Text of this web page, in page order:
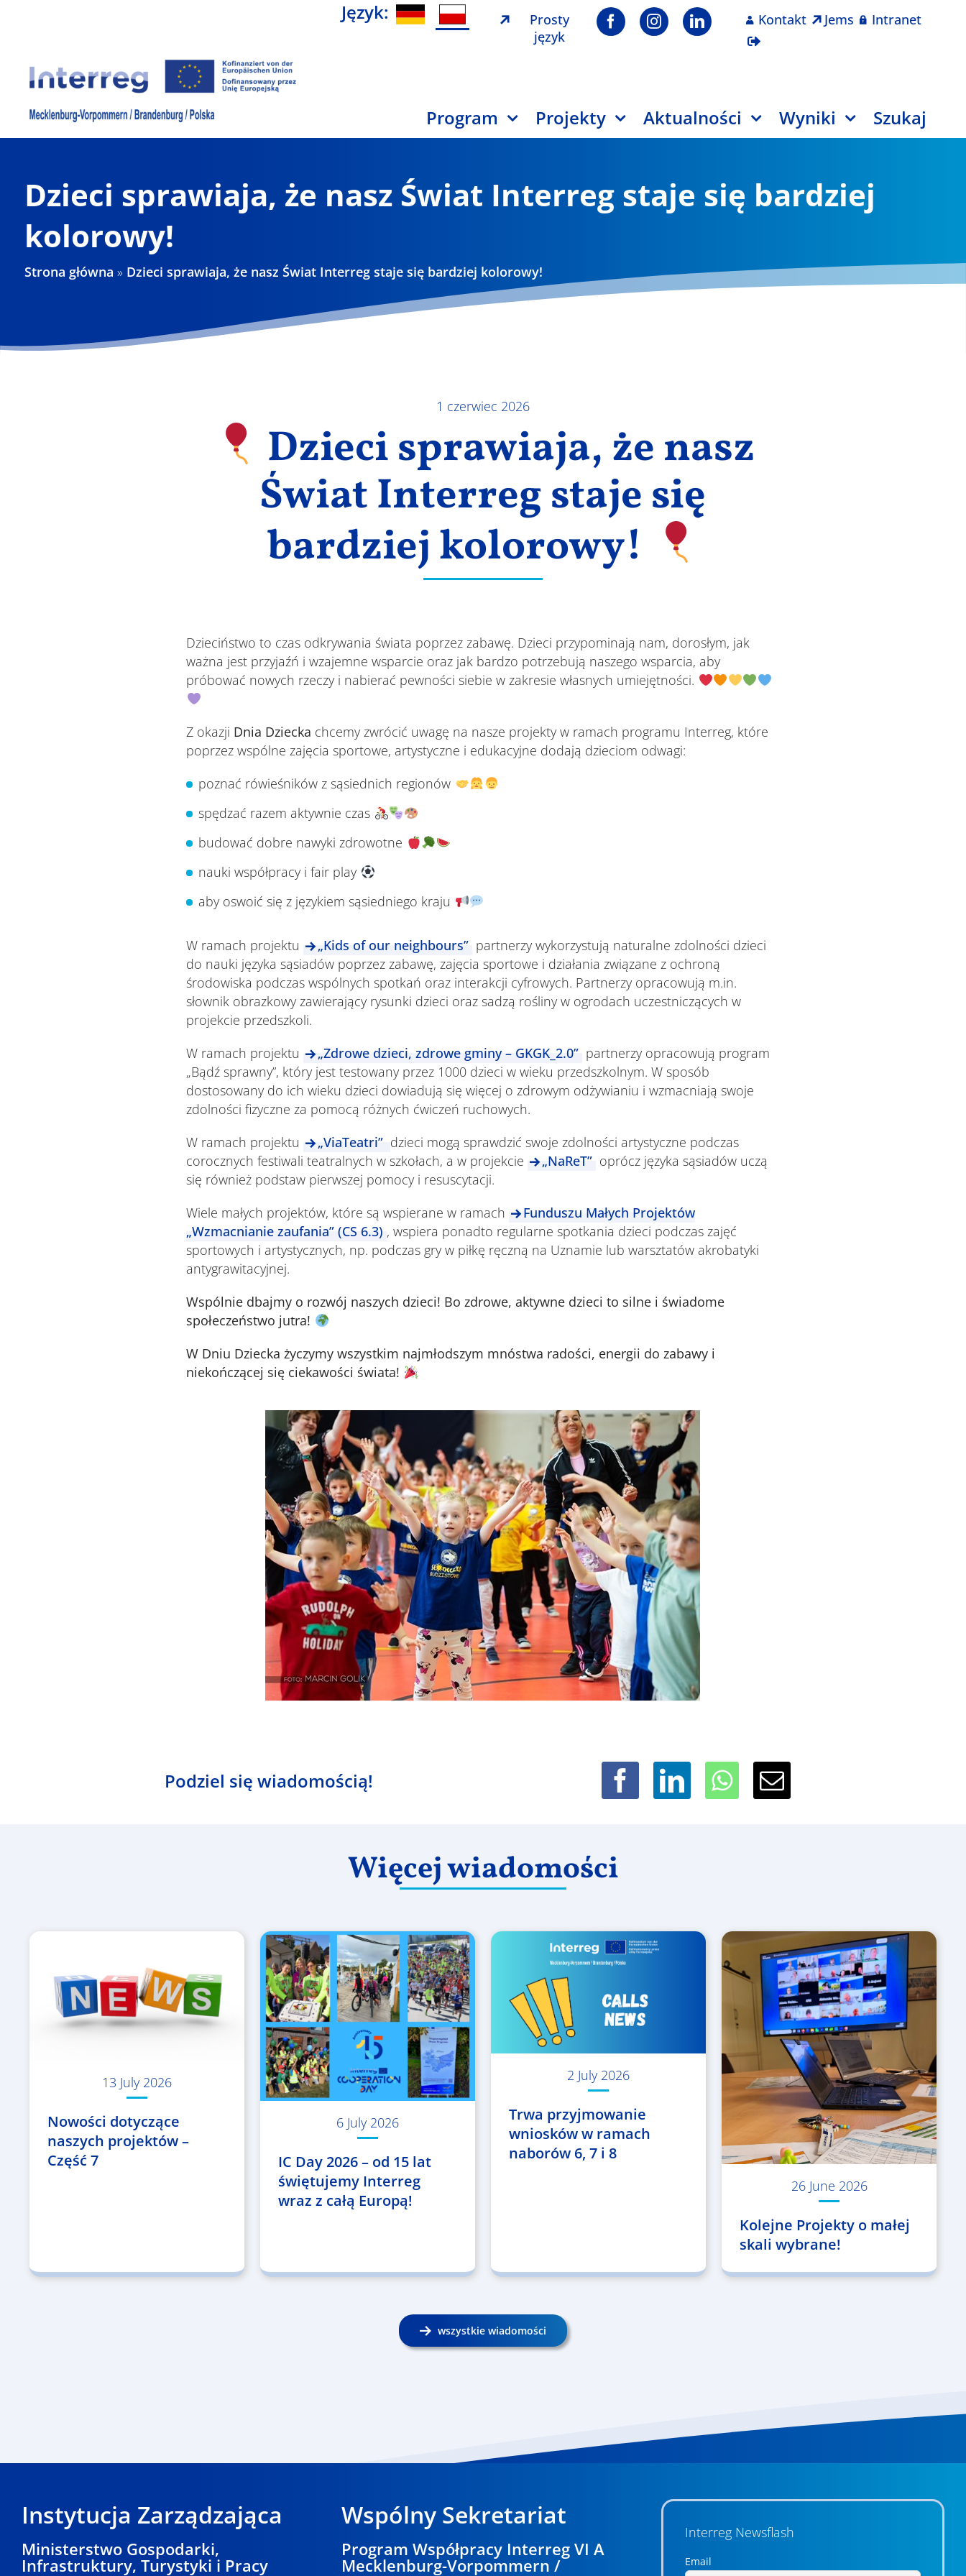
Język:
Prosty
język
Kontakt Jems Intranet
Program Projekty Aktualności Wyniki Szukaj
Dzieci sprawiaja, że nasz Świat Interreg staje się bardziej
kolorowy!
Strona główna » Dzieci sprawiaja, że nasz Świat Interreg staje się bardziej kolorowy!
1 czerwiec 2026
Dzieci sprawiaja, że nasz
Świat Interreg staje się
bardziej kolorowy!
Dzieciństwo to czas odkrywania świata poprzez zabawę. Dzieci przypominają nam, dorosłym, jak
ważna jest przyjaźń i wzajemne wsparcie oraz jak bardzo potrzebują naszego wsparcia, aby
próbować nowych rzeczy i nabierać pewności siebie w zakresie własnych umiejętności.
Z okazji Dnia Dziecka chcemy zwrócić uwagę na nasze projekty w ramach programu Interreg, które
poprzez wspólne zajęcia sportowe, artystyczne i edukacyjne dodają dzieciom odwagi:
poznać rówieśników z sąsiednich regionów
spędzać razem aktywnie czas
budować dobre nawyki zdrowotne
nauki współpracy i fair play
aby oswoić się z językiem sąsiedniego kraju
W ramach projektu „Kids of our neighbours” partnerzy wykorzystują naturalne zdolności dzieci
do nauki języka sąsiadów poprzez zabawę, zajęcia sportowe i działania związane z ochroną
środowiska podczas wspólnych spotkań oraz interakcji cyfrowych. Partnerzy opracowują m.in.
słownik obrazkowy zawierający rysunki dzieci oraz sadzą rośliny w ogrodach uczestniczących w
projekcie przedszkoli.
W ramach projektu
„Zdrowe dzieci, zdrowe gminy – GKGK_2.0” partnerzy opracowują program
„Bądź sprawny”, który jest testowany przez 1000 dzieci w wieku przedszkolnym. W sposób
dostosowany do ich wieku dzieci dowiadują się więcej o zdrowym odżywianiu i wzmacniają swoje
zdolności fizyczne za pomocą różnych ćwiczeń ruchowych.
W ramach projektu
„ViaTeatri” dzieci mogą sprawdzić swoje zdolności artystyczne podczas
corocznych festiwali teatralnych w szkołach, a w projekcie
„NaReT” oprócz języka sąsiadów uczą
się również podstaw pierwszej pomocy i resuscytacji.
Wiele małych projektów, które są wspierane w ramach
Funduszu Małych Projektów
„Wzmacnianie zaufania” (CS 6.3) , wspiera ponadto regularne spotkania dzieci podczas zajęć
sportowych i artystycznych, np. podczas gry w piłkę ręczną na Uznamie lub warsztatów akrobatyki
antygrawitacyjnej.
Wspólnie dbajmy o rozwój naszych dzieci! Bo zdrowe, aktywne dzieci to silne i świadome
społeczeństwo jutra!
W Dniu Dziecka życzymy wszystkim najmłodszym mnóstwa radości, energii do zabawy i
niekończącej się ciekawości świata!
Podziel się wiadomością!
Więcej wiadomości
13 July 2026
Nowości dotyczące
naszych projektów –
Część 7
6 July 2026
IC Day 2026 – od 15 lat
świętujemy Interreg
wraz z całą Europą!
2 July 2026
Trwa przyjmowanie
wniosków w ramach
naborów 6, 7 i 8
26 June 2026
Kolejne Projekty o małej
skali wybrane!
wszystkie wiadomości
Instytucja Zarządzająca
Ministerstwo Gospodarki,
Infrastruktury, Turystyki i Pracy
Wspólny Sekretariat
Program Współpracy Interreg VI A
Mecklenburg-Vorpommern /
Interreg Newsflash
Email